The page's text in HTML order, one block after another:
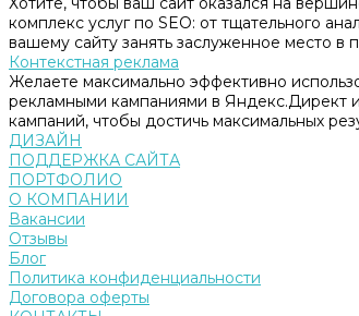
комплекс услуг по SEO: от тщательного
вашему сайту занять заслуженное место в
Контекстная реклама
Желаете максимально эффективно
рекламными кампаниями в Яндекс.Директ
кампаний, чтобы достичь максимальных
ДИЗАЙН
ПОДДЕРЖКА САЙТА
ПОРТФОЛИО
О КОМПАНИИ
Вакансии
Отзывы
Блог
Политика конфиденциальности
Договора оферты